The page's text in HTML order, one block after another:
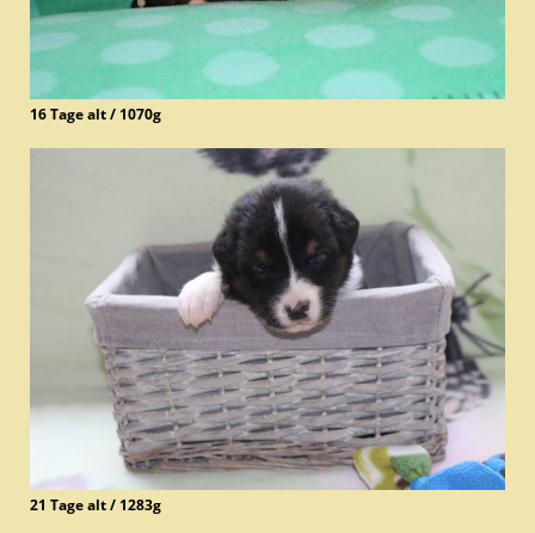
16 Tage alt / 1070g
21 Tage alt / 1283g